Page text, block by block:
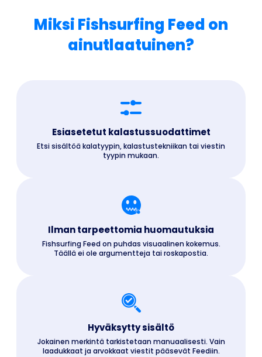
Miksi Fishsurfing Feed on
ainutlaatuinen?
Esiasetetut kalastussuodattimet
Etsi sisältöä kalatyypin, kalastustekniikan tai viestin
tyypin mukaan.
Ilman tarpeettomia huomautuksia
Fishsurfing Feed on puhdas visuaalinen kokemus.
Täällä ei ole argumentteja tai roskapostia.
Hyväksytty sisältö
Jokainen merkintä tarkistetaan manuaalisesti. Vain
laadukkaat ja arvokkaat viestit pääsevät Feediin.